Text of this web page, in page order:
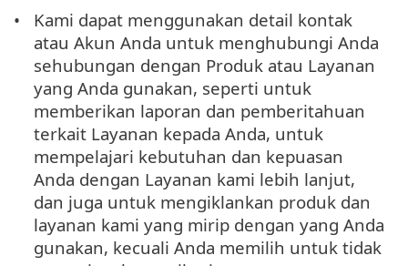
Kami dapat menggunakan detail kontak
atau Akun Anda untuk menghubungi Anda
sehubungan dengan Produk atau Layanan
yang Anda gunakan, seperti untuk
memberikan laporan dan pemberitahuan
terkait Layanan kepada Anda, untuk
mempelajari kebutuhan dan kepuasan
Anda dengan Layanan kami lebih lanjut,
dan juga untuk mengiklankan produk dan
layanan kami yang mirip dengan yang Anda
gunakan, kecuali Anda memilih untuk tidak